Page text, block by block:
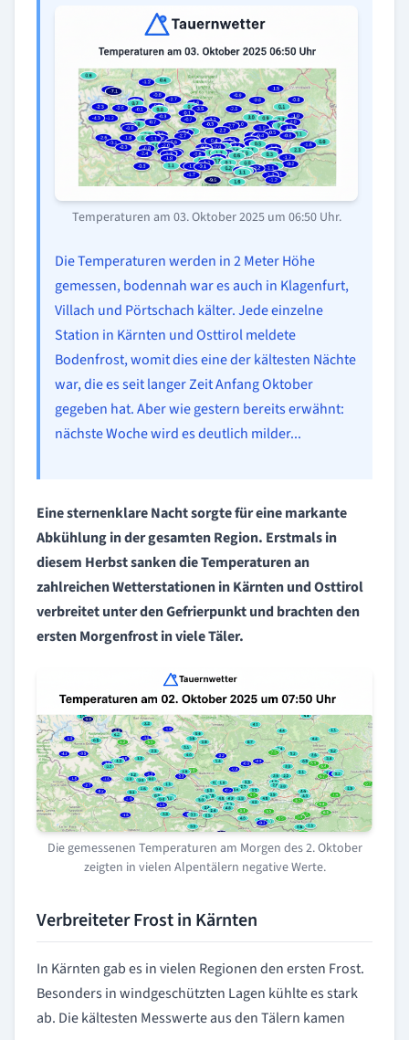
Temperaturen am 03. Oktober 2025 um 06:50 Uhr.
Die Temperaturen werden in 2 Meter Höhe
gemessen, bodennah war es auch in Klagenfurt,
Villach und Pörtschach kälter. Jede einzelne
Station in Kärnten und Osttirol meldete
Bodenfrost, womit dies eine der kältesten Nächte
war, die es seit langer Zeit Anfang Oktober
gegeben hat. Aber wie gestern bereits erwähnt:
nächste Woche wird es deutlich milder...
Eine sternenklare Nacht sorgte für eine markante
Abkühlung in der gesamten Region. Erstmals in
diesem Herbst sanken die Temperaturen an
zahlreichen Wetterstationen in Kärnten und Osttirol
verbreitet unter den Gefrierpunkt und brachten den
ersten Morgenfrost in viele Täler.
Die gemessenen Temperaturen am Morgen des 2. Oktober
zeigten in vielen Alpentälern negative Werte.
Verbreiteter Frost in Kärnten
In Kärnten gab es in vielen Regionen den ersten Frost.
Besonders in windgeschützten Lagen kühlte es stark
ab. Die kältesten Messwerte aus den Tälern kamen